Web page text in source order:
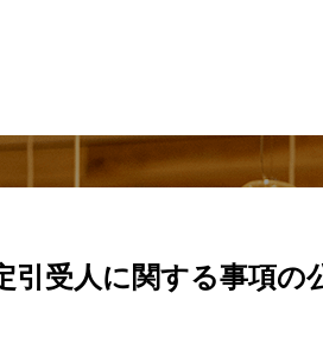
引受人に関する事項の